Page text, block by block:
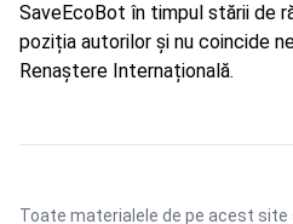
SaveEcoBot în timpul stării de
poziția autorilor și nu coincide
Renaștere Internațională.
Toate materialele de pe acest